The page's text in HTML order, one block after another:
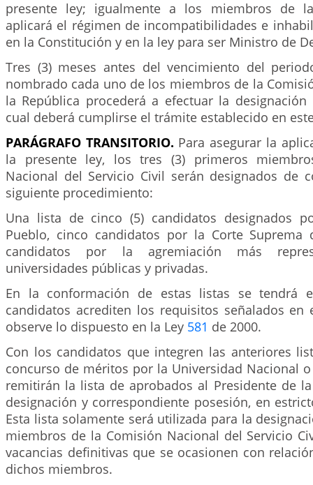
presente ley; igualmente a los miembros de
aplicará el régimen de incompatibilidades e
en la Constitución y en la ley para ser Ministro de
Tres (3) meses antes del vencimiento del
nombrado cada uno de los miembros de la
la República procederá a efectuar la
cual deberá cumplirse el trámite establecido en
PARÁGRAFO TRANSITORIO. Para asegurar la
la presente ley, los tres (3) primeros
Nacional del Servicio Civil serán designados de
siguiente procedimiento:
Una lista de cinco (5) candidatos designados
Pueblo, cinco candidatos por la Corte Suprema
candidatos por la agremiación más
universidades públicas y privadas.
En la conformación de estas listas se tendrá
candidatos acrediten los requisitos señalados
observe lo dispuesto en la Ley 581 de 2000.
Con los candidatos que integren las anteriores
concurso de méritos por la Universidad Nacional o
remitirán la lista de aprobados al Presidente de
designación y correspondiente posesión, en
Esta lista solamente será utilizada para la
miembros de la Comisión Nacional del Servicio
vacancias definitivas que se ocasionen con
dichos miembros.